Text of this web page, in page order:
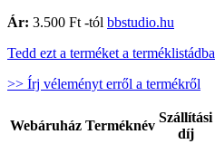
Ár: 3.500 Ft -tól bbstudio.hu
Tedd ezt a terméket a terméklistádba
>> Írj véleményt erről a termékről
Webáruház Terméknév
Szállítási
díj